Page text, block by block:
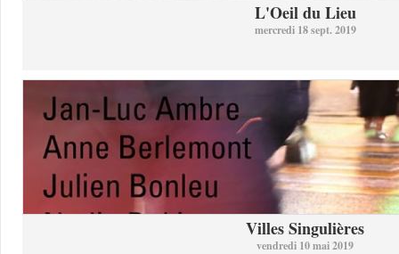
L'Oeil du Lieu
mercredi 18 sept. 2019
Villes Singulières
vendredi 10 mai 2019